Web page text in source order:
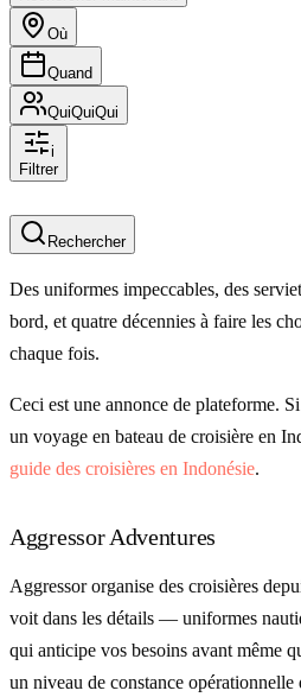
Où
Quand
QuiQuiQui
i
Filtrer
Rechercher
Des uniformes impeccables, des
bord, et quatre décennies à faire les
chaque fois.
Ceci est une annonce de plateforme.
un voyage en bateau de croisière en
guide des croisières en Indonésie.
Aggressor Adventures
Aggressor organise des croisières
voit dans les détails — uniformes
qui anticipe vos besoins avant même
un niveau de constance opérationnelle